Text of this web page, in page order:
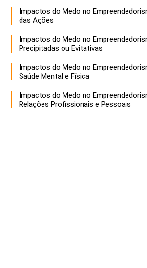
Impactos do Medo no
das Ações
Impactos do Medo no
Precipitadas ou Evitativas
Impactos do Medo no
Saúde Mental e Física
Impactos do Medo no
Relações Profissionais e Pessoais